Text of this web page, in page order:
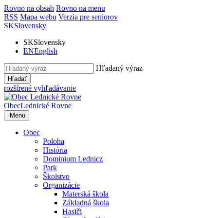
Rovno na obsah Rovno na menu
RSS Mapa webu Verzia pre seniorov
SKSlovensky
SKSlovensky
ENEnglish
Hľadaný výraz
Hľadať
rozšírené vyhľadávanie
ObecLednické Rovne
Menu
Obec
Poloha
História
Dominium Lednicz
Park
Školstvo
Organizácie
Materská škola
Základná škola
Hasiči